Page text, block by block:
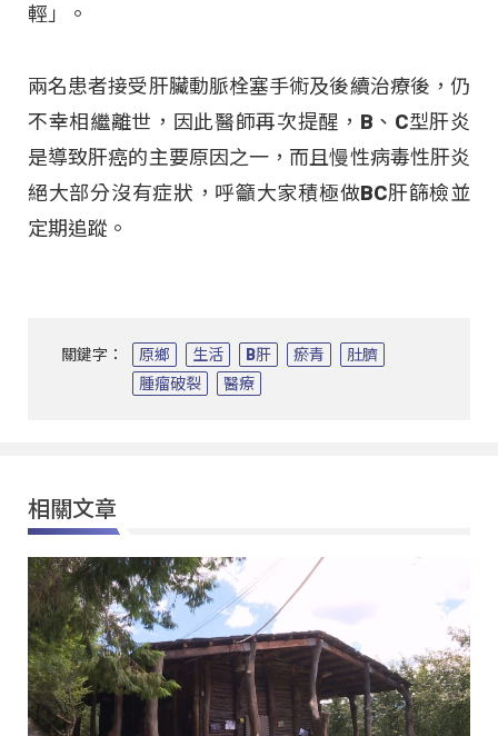
輕」。
兩名患者接受肝臟動脈栓塞手術及後續治療後，仍
不幸相繼離世，因此醫師再次提醒，B、C型肝炎
是導致肝癌的主要原因之一，而且慢性病毒性肝炎
絕大部分沒有症狀，呼籲大家積極做BC肝篩檢並
定期追蹤。
關鍵字： 原鄉 生活 B肝 瘀青
肚臍
腫瘤破裂
醫療
相關文章